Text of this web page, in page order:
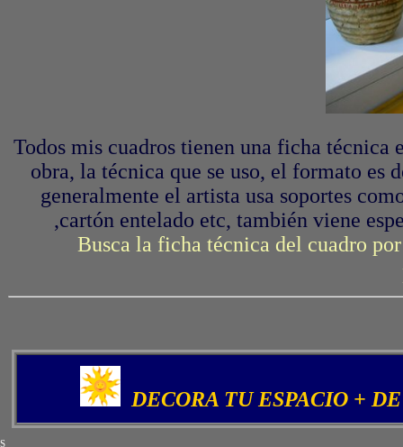
Todos mis cuadros tienen una ficha
obra, la técnica que se uso, el formato es
generalmente el artista usa soportes
,cartón entelado etc, también viene
Busca la ficha técnica del cuadro
DECORA TU ESPACIO +
S